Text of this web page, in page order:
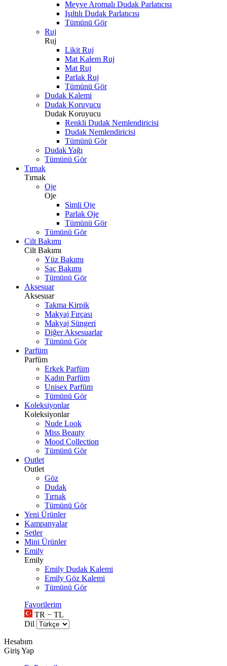
Meyve Aromalı Dudak Parlatıcısı
Işıltılı Dudak Parlatıcısı
Tümünü Gör
Ruj
Ruj
Likit Ruj
Mat Kalem Ruj
Mat Ruj
Parlak Ruj
Tümünü Gör
Dudak Kalemi
Dudak Koruyucu
Dudak Koruyucu
Renkli Dudak Nemlendiricisi
Dudak Nemlendiricisi
Tümünü Gör
Dudak Yağı
Tümünü Gör
Tırnak
Tırnak
Oje
Oje
Simli Oje
Parlak Oje
Tümünü Gör
Tümünü Gör
Cilt Bakımı
Cilt Bakımı
Yüz Bakımı
Saç Bakımı
Tümünü Gör
Aksesuar
Aksesuar
Takma Kirpik
Makyaj Fırçası
Makyaj Süngeri
Diğer Aksesuarlar
Tümünü Gör
Parfüm
Parfüm
Erkek Parfüm
Kadın Parfüm
Unisex Parfüm
Tümünü Gör
Koleksiyonlar
Koleksiyonlar
Nude Look
Miss Beauty
Mood Collection
Tümünü Gör
Outlet
Outlet
Göz
Dudak
Tırnak
Tümünü Gör
Yeni Ürünler
Kampanyalar
Setler
Mini Ürünler
Emily
Emily
Emily Dudak Kalemi
Emily Göz Kalemi
Tümünü Gör
Favorilerim
TR − TL
Dil
Hesabım
Giriş Yap